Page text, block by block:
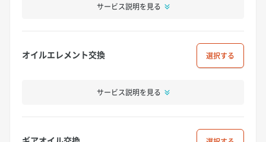
サービス説明を見る
オイルエレメント交換 選択
サービス説明を見る